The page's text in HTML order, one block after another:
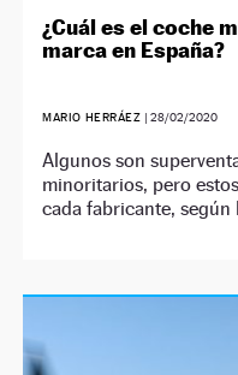
¿Cuál es el coche
marca en España?
MARIO HERRÁEZ | 28/02/2020
Algunos son
minoritarios, pero
cada fabricante,